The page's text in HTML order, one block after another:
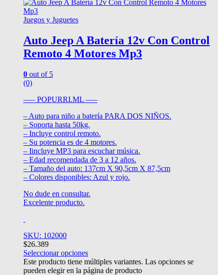
Juegos y Juguetes
Auto Jeep A Batería 12v Con Control
Remoto 4 Motores Mp3
0 out of 5
(0)
—– POPURRI.ML —–
– Auto para niño a batería PARA DOS NIÑOS.
– Soporta hasta 50kg.
– Incluye control remoto.
– Su potencia es de 4 motores.
– Iincluye MP3 para escuchar música.
– Edad recomendada de 3 a 12 años.
– Tamaño del auto: 137cm X 90,5cm X 87,5cm
– Colores disponibles: Azul y rojo.
No dude en consultar.
Excelente producto.
SKU: 102000
$26.389
Seleccionar opciones
Este producto tiene múltiples variantes. Las opciones se
pueden elegir en la página de producto